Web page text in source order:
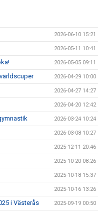
2026-06-10 15:21
2026-05-11 10:41
2026-05-05 09:11
2026-04-29 10:00
2026-04-27 14:27
2026-04-20 12:42
2026-03-24 10:24
2026-03-08 10:27
2025-12-11 20:46
2025-10-20 08:26
2025-10-18 15:37
2025-10-16 13:26
i Västerås 2025-09-19 00:50